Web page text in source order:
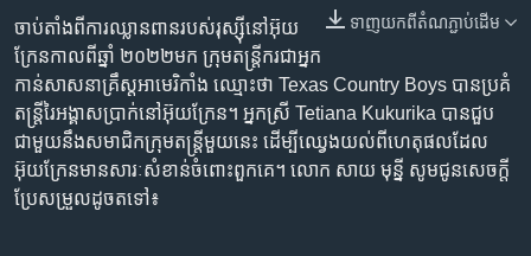
ចូល​
ទៅ​
កាន់​
ទំព័រ​
ស្វែង​
រក
ភាសា
ទាញ​យក​ពី​តំណភ្ជាប់​ដើម
ចាប់​តាំង​ពី​ការ​ឈ្លានពាន​របស់​រុស្ស៊ី​នៅ​អ៊ុយ
ក្រែន​កាល​ពី​ឆ្នាំ ២០២២​មក ក្រុម​តន្រ្តីករ​ជា​អ្នក​
កាន់​សាសនា​គ្រឹស្ត​អាមេរិកាំង​ ឈ្មោះ​ថា Texas Country Boys បាន​ប្រគំ​
តន្រ្តី​រៃអង្គាស​ប្រាក់​នៅ​អ៊ុយក្រែន។ អ្នកស្រី Tetiana Kukurika បាន​ជួប​
ជាមួយ​នឹង​សមាជិក​ក្រុម​តន្រ្តី​មួយ​នេះ​ ដើម្បី​ឈ្វេងយល់​ពី​ហេតុផល​ដែល​
អ៊ុយក្រែន​មាន​សារៈសំខាន់​ចំពោះ​ពួកគេ។ លោក សាយ មុន្នី សូម​ជូន​សេចក្តី​
ប្រែ​សម្រួល​ដូច​តទៅ៖